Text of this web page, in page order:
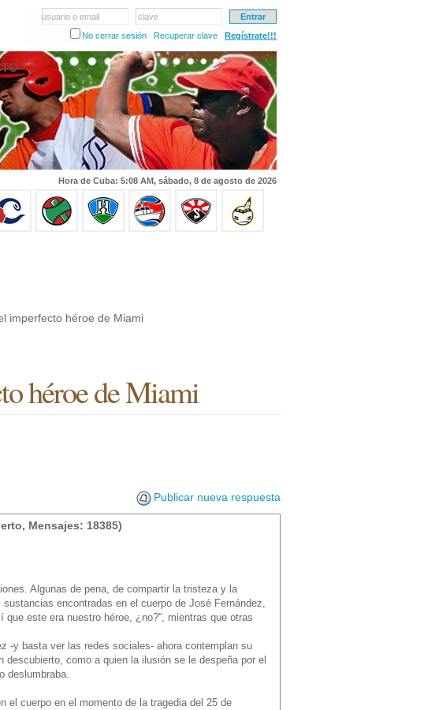
usuario o email
clave
No cerrar sesión
Recuperar clave Regístrate!!!
Hora de Cuba: 5:08 AM, sábado, 8 de agosto de 2026
imperfecto héroe de Miami
héroe de Miami
Publicar nueva respuesta
Mensajes: 18385)
Algunas de pena, de compartir la tristeza y la
encontradas en el cuerpo de José Fernández,
este era nuestro héroe, ¿no?'', mientras que otras
-y basta ver las redes sociales- ahora contemplan su
como a quien la ilusión se le despeña por el
deslumbraba.
el cuerpo en el momento de la tragedia del 25 de